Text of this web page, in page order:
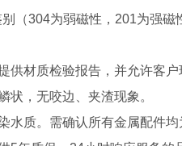
（304为弱磁性，201为强磁
供材质检验报告，并允许客户
状，无咬边、夹渣现象。
质。需确认所有金属配件均